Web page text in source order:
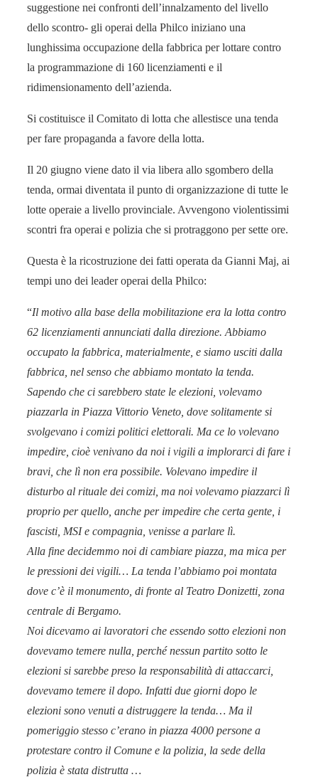
suggestione nei confronti dell’innalzamento del livello
dello scontro- gli operai della Philco iniziano una
lunghissima occupazione della fabbrica per lottare contro
la programmazione di 160 licenziamenti e il
ridimensionamento dell’azienda.
Si costituisce il Comitato di lotta che allestisce una tenda
per fare propaganda a favore della lotta.
Il 20 giugno viene dato il via libera allo sgombero della
tenda, ormai diventata il punto di organizzazione di tutte le
lotte operaie a livello provinciale. Avvengono violentissimi
scontri fra operai e polizia che si protraggono per sette ore.
Questa è la ricostruzione dei fatti operata da Gianni Maj, ai
tempi uno dei leader operai della Philco:
“Il motivo alla base della mobilitazione era la lotta contro
62 licenziamenti annunciati dalla direzione. Abbiamo
occupato la fabbrica, materialmente, e siamo usciti dalla
fabbrica, nel senso che abbiamo montato la tenda.
Sapendo che ci sarebbero state le elezioni, volevamo
piazzarla in Piazza Vittorio Veneto, dove solitamente si
svolgevano i comizi politici elettorali. Ma ce lo volevano
impedire, cioè venivano da noi i vigili a implorarci di fare i
bravi, che lì non era possibile. Volevano impedire il
disturbo al rituale dei comizi, ma noi volevamo piazzarci lì
proprio per quello, anche per impedire che certa gente, i
fascisti, MSI e compagnia, venisse a parlare lì.
Alla fine decidemmo noi di cambiare piazza, ma mica per
le pressioni dei vigili… La tenda l’abbiamo poi montata
dove c’è il monumento, di fronte al Teatro Donizetti, zona
centrale di Bergamo.
Noi dicevamo ai lavoratori che essendo sotto elezioni non
dovevamo temere nulla, perché nessun partito sotto le
elezioni si sarebbe preso la responsabilità di attaccarci,
dovevamo temere il dopo. Infatti due giorni dopo le
elezioni sono venuti a distruggere la tenda… Ma il
pomeriggio stesso c’erano in piazza 4000 persone a
protestare contro il Comune e la polizia, la sede della
polizia è stata distrutta …